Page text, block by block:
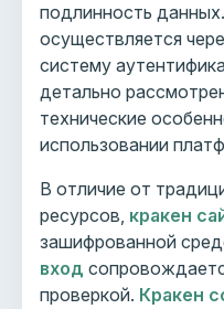
подлинность данных.
осуществляется
систему
детально
технические
использовании
В отличие от
ресурсов, кракен
зашифрованной
вход
проверкой. Кракен